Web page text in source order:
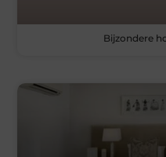
Bijzondere